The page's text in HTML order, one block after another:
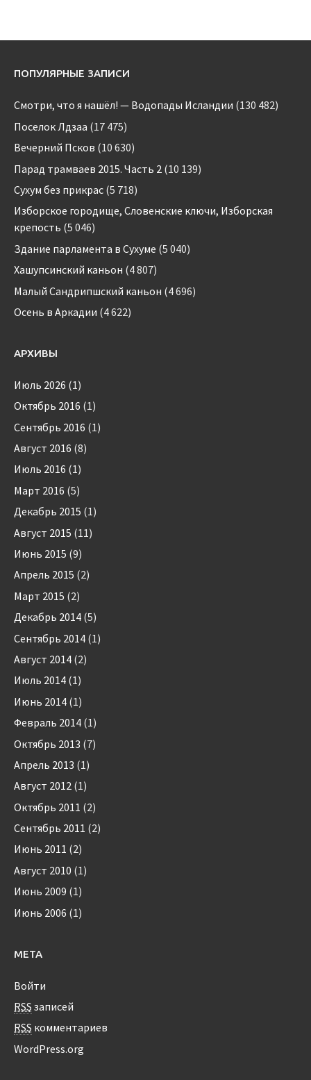
ПОПУЛЯРНЫЕ ЗАПИСИ
Смотри, что я нашёл! — Водопады Исландии (130 482)
Поселок Лдзаа (17 475)
Вечерний Псков (10 630)
Парад трамваев 2015. Часть 2 (10 139)
Сухум без прикрас (5 718)
Изборское городище, Словенские ключи, Изборская
крепость (5 046)
Здание парламента в Сухуме (5 040)
Хашупсинский каньон (4 807)
Малый Сандрипшский каньон (4 696)
Осень в Аркадии (4 622)
АРХИВЫ
Июль 2026 (1)
Октябрь 2016 (1)
Сентябрь 2016 (1)
Август 2016 (8)
Июль 2016 (1)
Март 2016 (5)
Декабрь 2015 (1)
Август 2015 (11)
Июнь 2015 (9)
Апрель 2015 (2)
Март 2015 (2)
Декабрь 2014 (5)
Сентябрь 2014 (1)
Август 2014 (2)
Июль 2014 (1)
Июнь 2014 (1)
Февраль 2014 (1)
Октябрь 2013 (7)
Апрель 2013 (1)
Август 2012 (1)
Октябрь 2011 (2)
Сентябрь 2011 (2)
Июнь 2011 (2)
Август 2010 (1)
Июнь 2009 (1)
Июнь 2006 (1)
МЕТА
Войти
RSS записей
RSS комментариев
WordPress.org